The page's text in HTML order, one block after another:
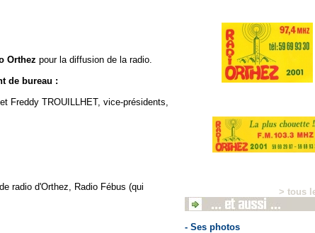
Orthez pour la diffusion de la radio.
de bureau :
Freddy TROUILLHET, vice-présidents,
radio d'Orthez, Radio Fébus (qui
> tous
- Ses photos